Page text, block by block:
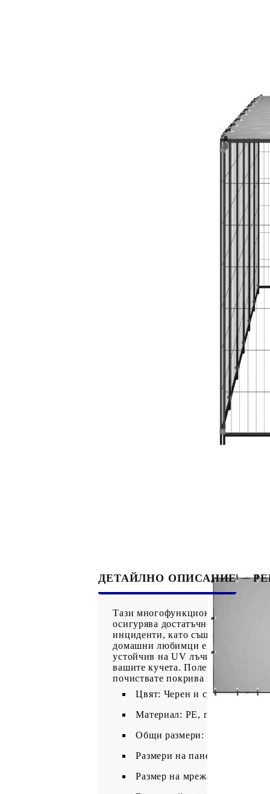
ДЕТАЙЛНО ОПИСАНИЕ
Тази многофункционална клетка
осигурява достатъчно
инциденти, като същевременно
домашни любимци е издръжлива и
устойчив на UV лъчи. Освен това
вашите кучета. Полезно е да
почиствате покрива през зимата.
Цвят: Черен и сребристосив
Материал: PE, прахово
Общи размери: 330 x 110 x
Размери на панела (всеки):
Размер на мрежата: 100 x 50